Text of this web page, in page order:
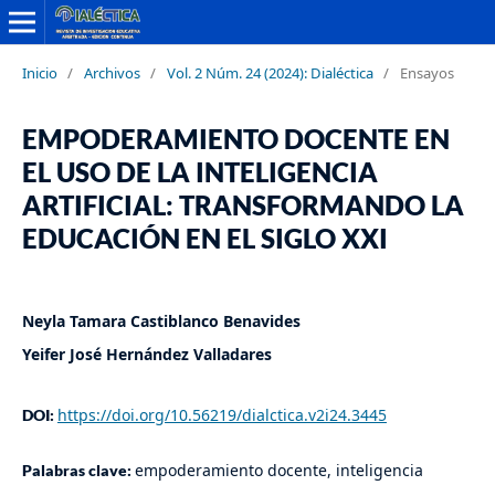
Inicio / Archivos / Vol. 2 Núm. 24 (2024): Dialéctica / Ensayos
EMPODERAMIENTO DOCENTE EN
EL USO DE LA INTELIGENCIA
ARTIFICIAL: TRANSFORMANDO LA
EDUCACIÓN EN EL SIGLO XXI
Neyla Tamara Castiblanco Benavides
Yeifer José Hernández Valladares
DOI: https://doi.org/10.56219/dialctica.v2i24.3445
Palabras clave: empoderamiento docente, inteligencia